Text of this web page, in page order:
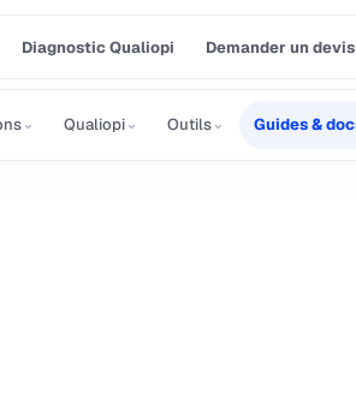
Diagnostic Qualiopi Demander un devis
⌄ Qualiopi⌄ Outils⌄ Guides &